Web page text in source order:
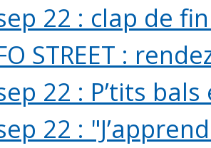
22 : clap de
STREET :
22 : P’tits
22 :